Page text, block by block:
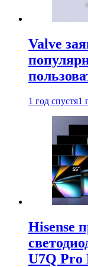
Valve
1 год спустя1
Hisense
U7Q Pro